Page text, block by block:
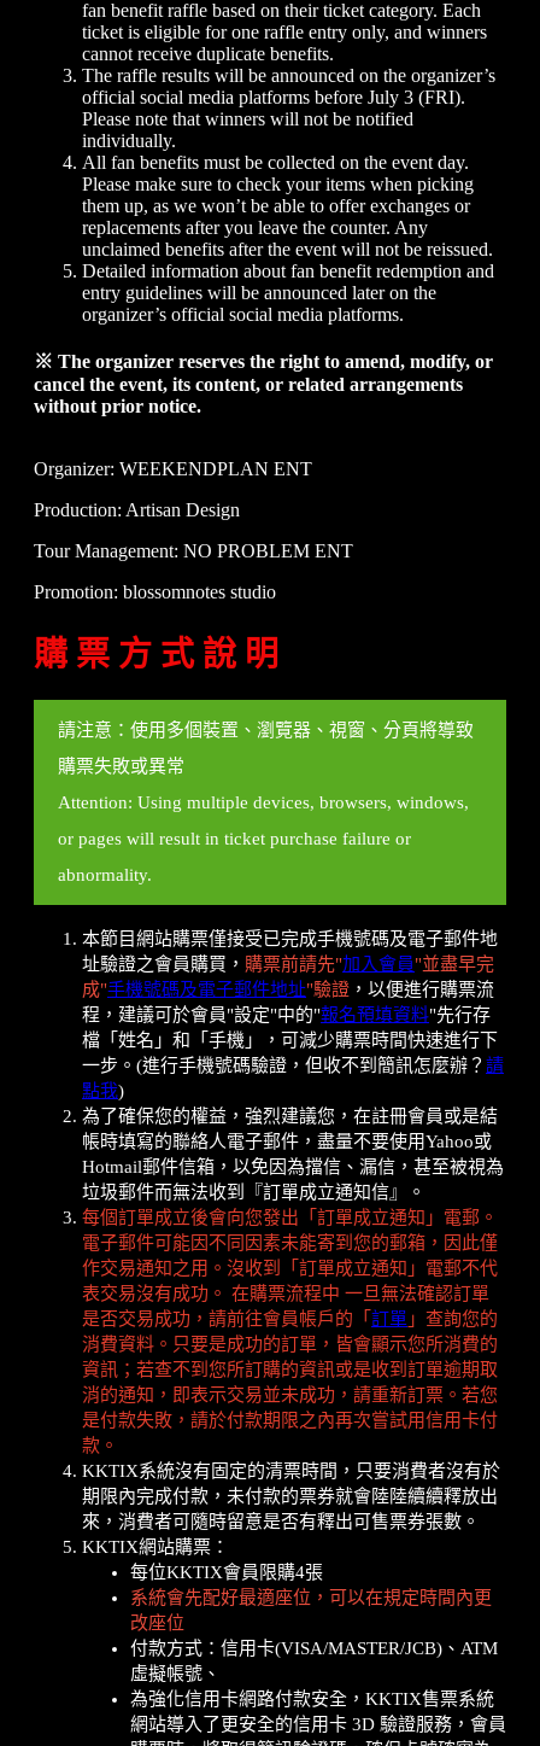
fan benefit raffle based on their ticket category. Each
ticket is eligible for one raffle entry only, and winners
cannot receive duplicate benefits.
The raffle results will be announced on the organizer’s
official social media platforms before July 3 (FRI).
Please note that winners will not be notified
individually.
All fan benefits must be collected on the event day.
Please make sure to check your items when picking
them up, as we won’t be able to offer exchanges or
replacements after you leave the counter. Any
unclaimed benefits after the event will not be reissued.
Detailed information about fan benefit redemption and
entry guidelines will be announced later on the
organizer’s official social media platforms.
※ The organizer reserves the right to amend, modify, or
cancel the event, its content, or related arrangements
without prior notice.
Organizer: WEEKENDPLAN ENT
Production: Artisan Design
Tour Management: NO PROBLEM ENT
Promotion: blossomnotes studio
購 票 方 式 說 明
請注意：使用多個裝置、瀏覽器、視窗、分頁將導致
購票失敗或異常
Attention: Using multiple devices, browsers, windows,
or pages will result in ticket purchase failure or
abnormality.
本節目網站購票僅接受已完成手機號碼及電子郵件地
址驗證之會員購買， 購票前請先"加入會員"並盡早完
成"手機號碼及電子郵件地址"驗證 ，以便進行購票流
程，建議可於會員"設定"中的"報名預填資料"先行存
檔「姓名」和「手機」，可減少購票時間快速進行下
一步。(進行手機號碼驗證，但收不到簡訊怎麼辦？ 請
點我)
為了確保您的權益，強烈建議您，在註冊會員或是結
帳時填寫的聯絡人電子郵件，盡量不要使用Yahoo或
Hotmail郵件信箱，以免因為擋信、漏信，甚至被視為
垃圾郵件而無法收到『訂單成立通知信』。
每個訂單成立後會向您發出「訂單成立通知」電郵。
電子郵件可能因不同因素未能寄到您的郵箱，因此僅
作交易通知之用。沒收到「訂單成立通知」電郵不代
表交易沒有成功。 在購票流程中 一旦無法確認訂單
是否交易成功，請前往會員帳戶的「 訂單 」查詢您的
消費資料。只要是成功的訂單，皆會顯示您所消費的
資訊；若查不到您所訂購的資訊或是收到訂單逾期取
消的通知，即表示交易並未成功，請重新訂票。若您
是付款失敗，請於付款期限之內再次嘗試用信用卡付
款。
KKTIX系統沒有固定的清票時間，只要消費者沒有於
期限內完成付款，未付款的票券就會陸陸續續釋放出
來，消費者可隨時留意是否有釋出可售票券張數。
KKTIX網站購票：
每位KKTIX會員限購4張
系統會先配好最適座位，可以在規定時間內更
改座位
付款方式：信用卡(VISA/MASTER/JCB)、ATM
虛擬帳號、
為強化信用卡網路付款安全，KKTIX售票系統
網站導入了更安全的信用卡 3D 驗證服務，會員